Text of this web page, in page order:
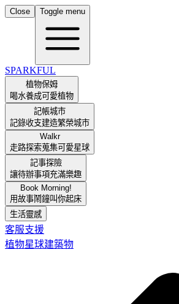
Close Toggle menu
SPARKFUL
植物保姆
喝水養成可愛植物
記帳城市
記錄收支建造繁榮城市
Walkr
走路探索蒐集可愛星球
記事探險
讓待辦事項充滿樂趣
Book Morning!
用故事鬧鐘叫你起床
生活靈感
客服支援
植物星球建築物